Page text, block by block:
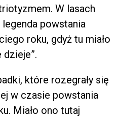
W lasach
powstania
roku, gdyż tu miało
które rozegrały się
w czasie powstania
Miało ono tutaj